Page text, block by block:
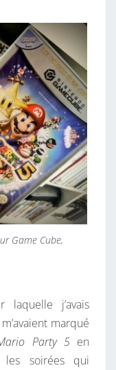
Game Cube,
j’avais
marqué
Party 5en
les soirées qui